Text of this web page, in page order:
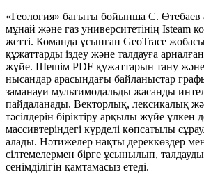
«Геология» бағыты бойынша С.
мұнай және газ университетінің Isteam
жетті. Команда ұсынған GeoTrace
құжаттарды іздеу және талдауға
жүйе. Шешім PDF құжаттарын тану
нысандар арасындағы байланыстар
заманауи мультимодальды жасанды
пайдаланады. Векторлық, лексикалық
тәсілдерін біріктіру арқылы жүйе үлкен
массивтеріндегі күрделі көпсатылы
алады. Нәтижелер нақты дереккөздер
сілтемелермен бірге ұсынылып,
сенімділігін қамтамасыз етеді.